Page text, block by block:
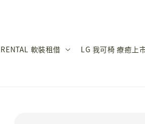
RENTAL 軟裝租借 LG 我可椅 療癒上